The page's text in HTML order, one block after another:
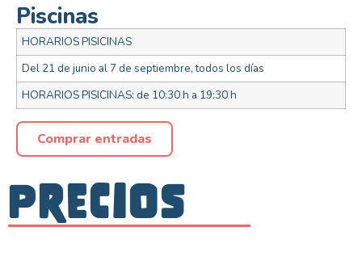
Piscinas
HORARIOS PISICINAS
Del 21 de junio al 7 de septiembre, todos los días
HORARIOS PISICINAS: de 10:30 h a 19:30 h
Comprar entradas
Precios